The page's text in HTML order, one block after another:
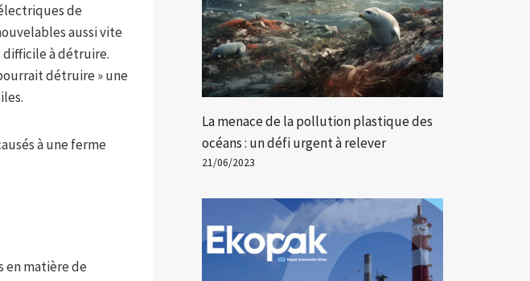
de
aussi vite
à détruire.
détruire » une
à une ferme
en matière de
La menace de la pollution plastique des
océans : un défi urgent à relever
21/06/2023